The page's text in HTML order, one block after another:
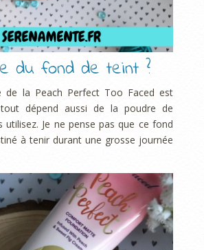
du fond de teint ?
de la Peach Perfect Too Faced est
dépend aussi de la poudre de
utilisez. Je ne pense pas que ce fond
à tenir durant une grosse journée